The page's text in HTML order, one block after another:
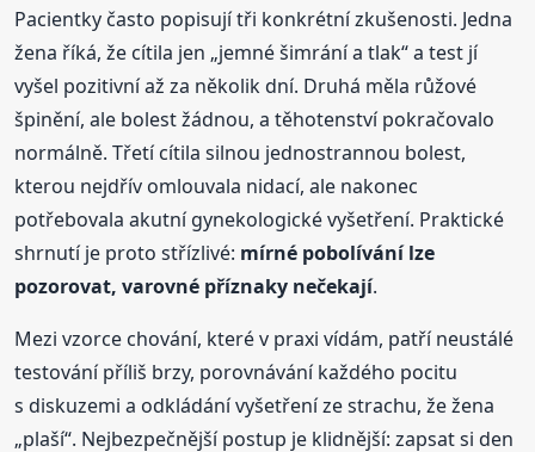
Pacientky často popisují tři konkrétní zkušenosti. Jedna
žena říká, že cítila jen „jemné šimrání a tlak“ a test jí
vyšel pozitivní až za několik dní. Druhá měla růžové
špinění, ale bolest žádnou, a těhotenství pokračovalo
normálně. Třetí cítila silnou jednostrannou bolest,
kterou nejdřív omlouvala nidací, ale nakonec
potřebovala akutní gynekologické vyšetření. Praktické
shrnutí je proto střízlivé: mírné pobolívání lze
pozorovat, varovné příznaky nečekají.
Mezi vzorce chování, které v praxi vídám, patří neustálé
testování příliš brzy, porovnávání každého pocitu
s diskuzemi a odkládání vyšetření ze strachu, že žena
„plaší“. Nejbezpečnější postup je klidnější: zapsat si den